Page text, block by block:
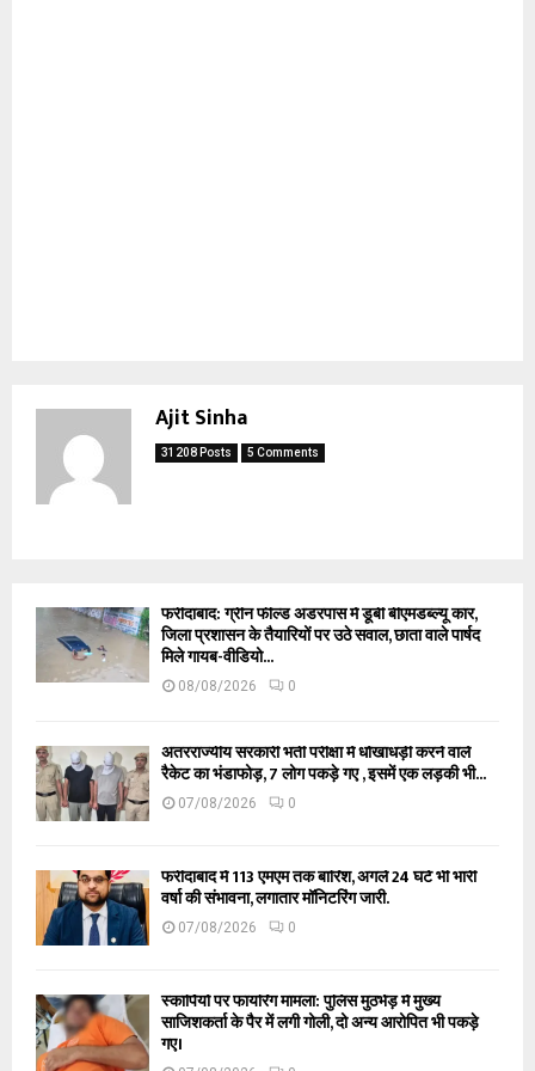
Ajit Sinha
31208 Posts 5 Comments
फरीदाबाद: ग्रीन फील्ड अंडरपास में डूबी बीएमडब्ल्यू कार,
जिला प्रशासन के तैयारियों पर उठे सवाल, छाता वाले पार्षद
मिले गायब-वीडियो...
08/08/2026 0
अंतरराज्यीय सरकारी भर्ती परीक्षा में धोखाधड़ी करने वाले
रैकेट का भंडाफोड़, 7 लोग पकड़े गए , इसमें एक लड़की भी...
07/08/2026 0
फरीदाबाद में 113 एमएम तक बारिश, अगले 24 घंटे भी भारी
वर्षा की संभावना, लगातार मॉनिटरिंग जारी.
07/08/2026 0
स्कार्पियों पर फायरिंग मामला: पुलिस मुठभेड़ में मुख्य
साजिशकर्ता के पैर में लगी गोली, दो अन्य आरोपित भी पकड़े
गए।